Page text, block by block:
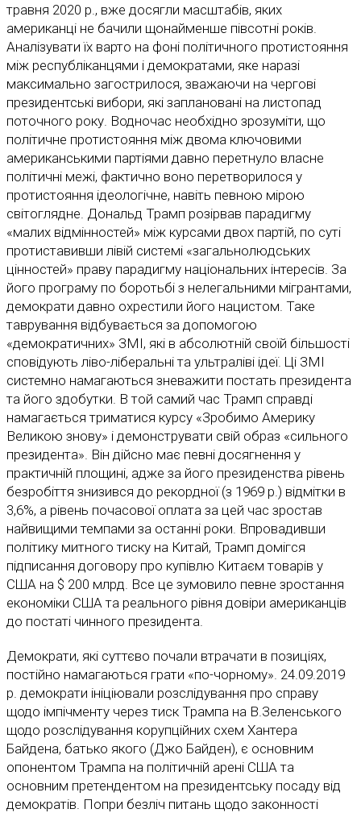
травня 2020 р., вже досягли масштабів, яких
американці не бачили щонайменше півсотні років.
Аналізувати їх варто на фоні політичного протистояння
між республіканцями і демократами, яке наразі
максимально загострилося, зважаючи на чергові
президентські вибори, які заплановані на листопад
поточного року. Водночас необхідно зрозуміти, що
політичне протистояння між двома ключовими
американськими партіями давно перетнуло власне
політичні межі, фактично воно перетворилося у
протистояння ідеологічне, навіть певною мірою
світоглядне. Дональд Трамп розірвав парадигму
«малих відмінностей» між курсами двох партій, по суті
протиставивши лівій системі «загальнолюдських
цінностей» праву парадигму національних інтересів. За
його програму по боротьбі з нелегальними мігрантами,
демократи давно охрестили його нацистом. Таке
таврування відбувається за допомогою
«демократичних» ЗМІ, які в абсолютній своїй більшості
сповідують ліво-ліберальні та ультраліві ідеї. Ці ЗМІ
системно намагаються зневажити постать президента
та його здобутки. В той самий час Трамп справді
намагається триматися курсу «Зробимо Америку
Великою знову» і демонструвати свій образ «сильного
президента». Він дійсно має певні досягнення у
практичній площині, адже за його президенства рівень
безробіття знизився до рекордної (з 1969 р.) відмітки в
3,6%, а рівень почасової оплата за цей час зростав
найвищими темпами за останні роки. Впровадивши
політику митного тиску на Китай, Трамп домігся
підписання договору про купівлю Китаєм товарів у
США на $ 200 млрд. Все це зумовило певне зростання
економіки США та реального рівня довіри американців
до постаті чинного президента.
Демократи, які суттєво почали втрачати в позиціях,
постійно намагаються грати «по-чорному». 24.09.2019
р. демократи ініціювали розслідування про справу
щодо імпічменту через тиск Трампа на В.Зеленського
щодо розслідування корупційних схем Хантера
Байдена, батько якого (Джо Байден), є основним
опонентом Трампа на політичній арені США та
основним претендентом на президентську посаду від
демократів. Попри безліч питань щодо законності